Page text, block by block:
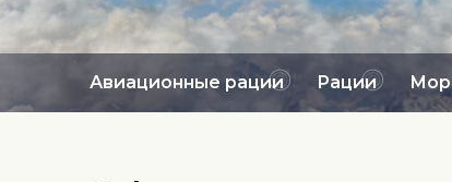
Авиационные рации Рации